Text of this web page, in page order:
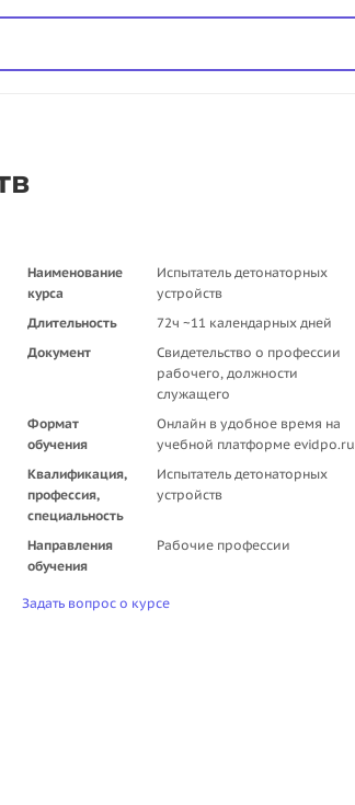
Наименование
курса
Испытатель детонаторных
устройств
Длительность
72ч ~11 календарных дней
Документ
Свидетельство о профессии
рабочего, должности
служащего
Формат
обучения
Онлайн в удобное время на
учебной платформе evidpo.ru
Квалификация,
профессия,
специальность
Испытатель детонаторных
устройств
Направления
обучения
Рабочие профессии
Задать вопрос о курсе